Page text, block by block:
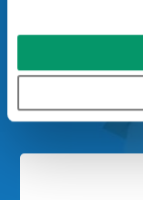
Prescrição